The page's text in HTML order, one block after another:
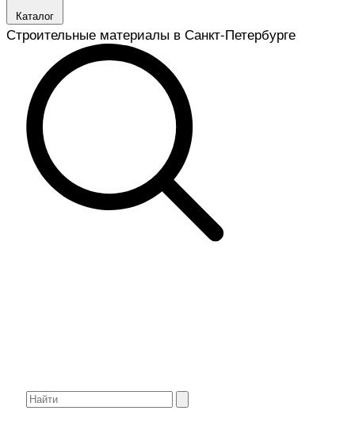
Каталог
Строительные материалы в Санкт-Петербурге